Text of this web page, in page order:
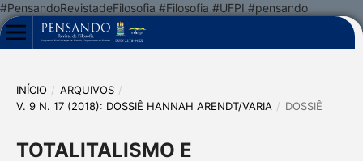
#PensandoRevistadeFilosofia #Filosofia #UFPI #pensando
INÍCIO / ARQUIVOS /
V. 9 N. 17 (2018): DOSSIÊ HANNAH ARENDT/VARIA / DOSSIÊ
TOTALITALISMO E